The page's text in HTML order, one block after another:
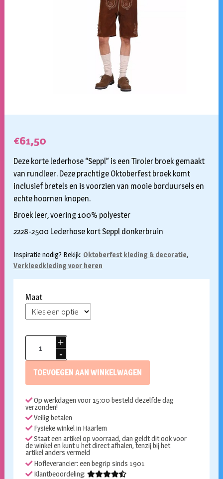
€61,50
Deze korte lederhose “Seppl” is een Tiroler broek gemaakt
van rundleer. Deze prachtige Oktoberfest broek komt
inclusief bretels en is voorzien van mooie borduursels en
echte hoornen knopen.
Broek leer, voering 100% polyester
2228-2500 Lederhose kort Seppl donkerbruin
Inspiratie nodig? Bekijk: Oktoberfest kleding & decoratie,
Verkleedkleding voor heren
Maat
Lederhose
echt
aantal
TOEVOEGEN AAN WINKELWAGEN
Op werkdagen voor 15:00 besteld dezelfde dag
verzonden!
Veilig betalen
Fysieke winkel in Haarlem
Staat een artikel op voorraad, dan geldt dit ook voor
de winkel en kunt u het direct afhalen, tenzij bij het
artikel anders vermeld
Hofleverancier: een begrip sinds 1901
Klantbeoordeling: